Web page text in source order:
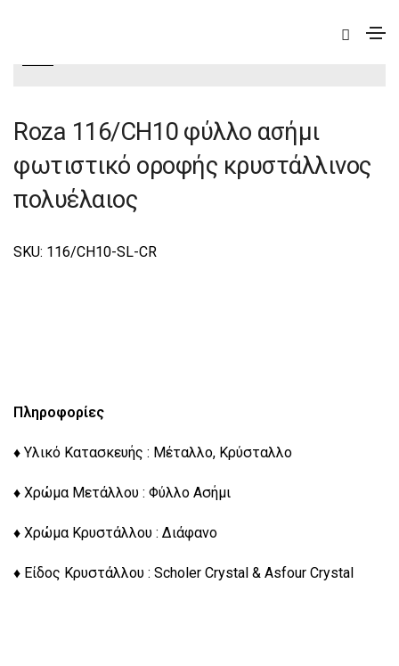
Roza Φωτιστικά Οροφής-Πολυέλαιοι
Roza 116/CH10 φύλλο ασήμι
φωτιστικό οροφής κρυστάλλινος
πολυέλαιος
SKU: 116/CΗ10-SL-CR
Πληροφορίες
♦ Υλικό Κατασκευής : Μέταλλο, Κρύσταλλο
♦ Χρώμα Μετάλλου : Φύλλο Ασήμι
♦ Χρώμα Κρυστάλλου : Διάφανο
♦ Είδος Κρυστάλλου : Scholer Crystal & Asfour Crystal